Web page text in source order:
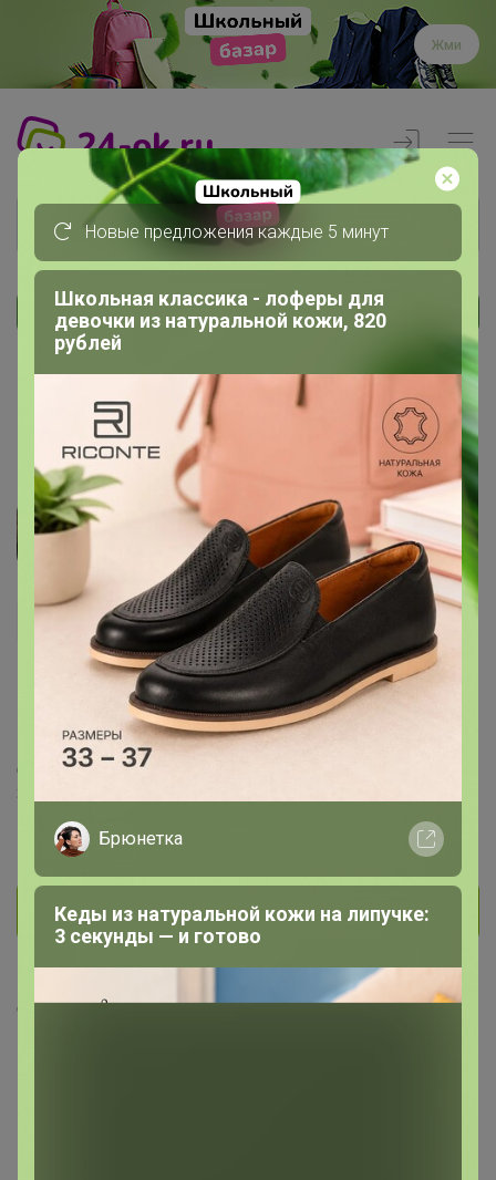
Жми
Члены клуба
Плантоша
Плантоша
3 2 1K
На сайте 2 часа назад
День рождения 01 января
Зеленогорск
В клубе с 21 ноября 2018 г.
Личное сообщение
Скопировать ссылку
Новые предложения каждые 5 минут
Школьная классика - лоферы для
девочки из натуральной кожи, 820
рублей
Брюнетка
Кеды из натуральной кожи на липучке:
3 секунды — и готово